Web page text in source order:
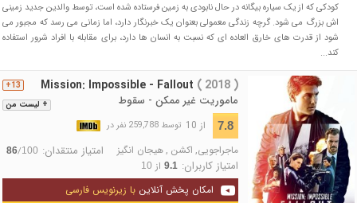
کودکی که از یک سیاره بیگانه در حال نابودی به زمین فرستاده شده است، توسط والدین جدید زمینی
اش بزرگ می شود. گرچه زندگی معمولی بعنوان یک خبرنگار دارد، اما زمانی می رسد که مجبور می
شود از قدرت های خارق العاده ای که نسبت به انسان ها دارد، برای مقابله با افراد شرور استفاده
کند...
+ لیست من
13+ Mission: Impossible - Fallout ( 2018 )
ماموریت غیر ممکن - سقوط
7.8 از 10 توسط 259,788 نفر در
ماجراجویی, اکشن ,هیجان انگیز امتیاز منتقدان: 86/100
امتیاز کاربران: 9.1از 10
امکان پخش آنلاین با زیرنویس فارسی